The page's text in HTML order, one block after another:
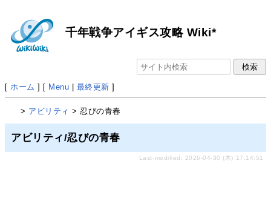
千年戦争アイギス攻略 Wiki*
[ ホーム ] [ Menu | 最終更新 ]
> アビリティ > 忍びの青春
アビリティ/忍びの青春
Last-modified: 2026-04-30 (木) 17:14:51